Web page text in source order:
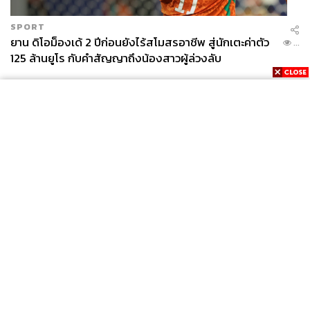
SPORT
ยาน ดิโอม็องเด้ 2 ปีก่อนยังไร้สโมสรอาชีพ สู่นักเตะค่าตัว
125 ล้านยูโร กับคำสัญญาถึงน้องสาวผู้ล่วงลับ
...